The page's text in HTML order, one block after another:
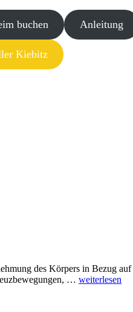
buchen Anleitung
Kiebitz
des Körpers in Bezug
… Kopfbewegung
weiterlesen